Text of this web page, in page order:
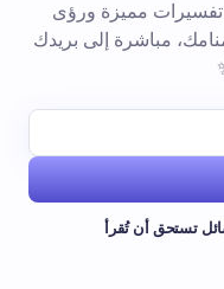
تفسيرات مميزة ورؤى
مباشرة إلى بريدك
تستحق أن تُقرأ